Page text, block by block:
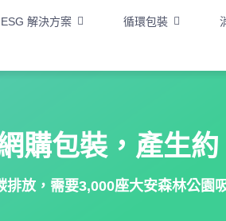
ESG 解決方案 循環包裝
購包裝，產生約
放，需要3,000座大安森林公園